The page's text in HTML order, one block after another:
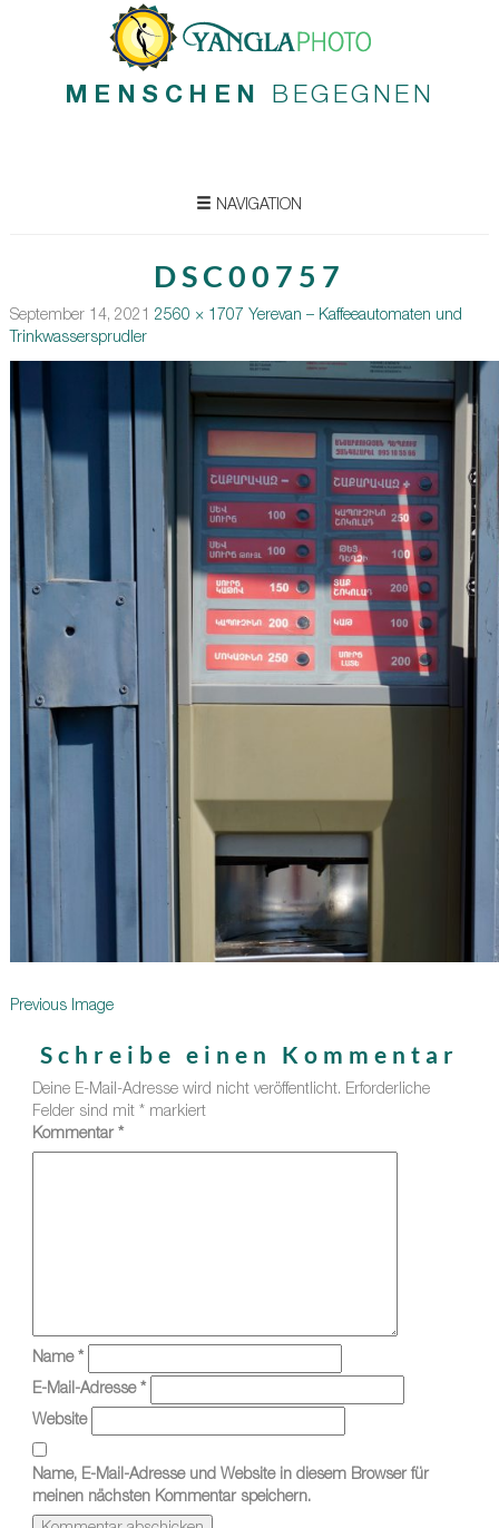
MENSCHEN BEGEGNEN
NAVIGATION
DSC00757
September 14, 2021 2560 × 1707
Yerevan – Kaffeeautomaten und
Trinkwassersprudler
Previous Image
Schreibe einen Kommentar
Deine E-Mail-Adresse wird nicht veröffentlicht. Erforderliche
Felder sind mit * markiert
Kommentar *
Name *
E-Mail-Adresse *
Website
Name, E-Mail-Adresse und Website in diesem Browser für
meinen nächsten Kommentar speichern.